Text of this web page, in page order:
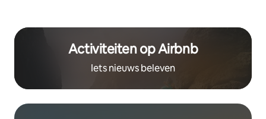
Activiteiten op Airbnb
Iets nieuws beleven